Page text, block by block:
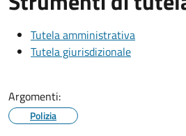
Tutela amministrativa
Tutela giurisdizionale
Argomenti:
Polizia